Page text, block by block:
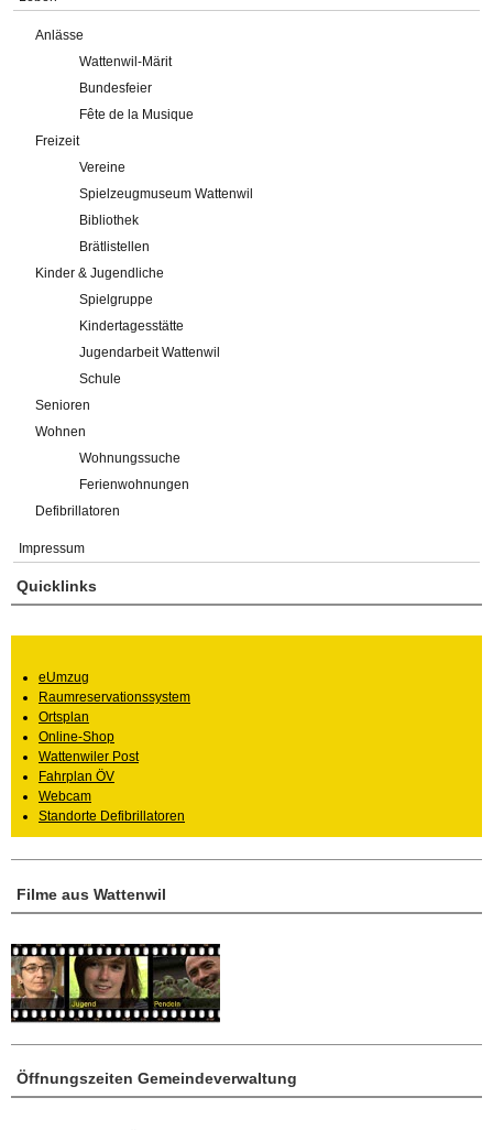
Anlässe
Wattenwil-Märit
Bundesfeier
Fête de la Musique
Freizeit
Vereine
Spielzeugmuseum Wattenwil
Bibliothek
Brätlistellen
Kinder & Jugendliche
Spielgruppe
Kindertagesstätte
Jugendarbeit Wattenwil
Schule
Senioren
Wohnen
Wohnungssuche
Ferienwohnungen
Defibrillatoren
Impressum
Öffnungszeiten Gemeindeverwaltung
Filme aus Wattenwil
Quicklinks
eUmzug
Raumreservationssystem
Ortsplan
Online-Shop
Wattenwiler Post
Fahrplan ÖV
Webcam
Standorte Defibrillatoren